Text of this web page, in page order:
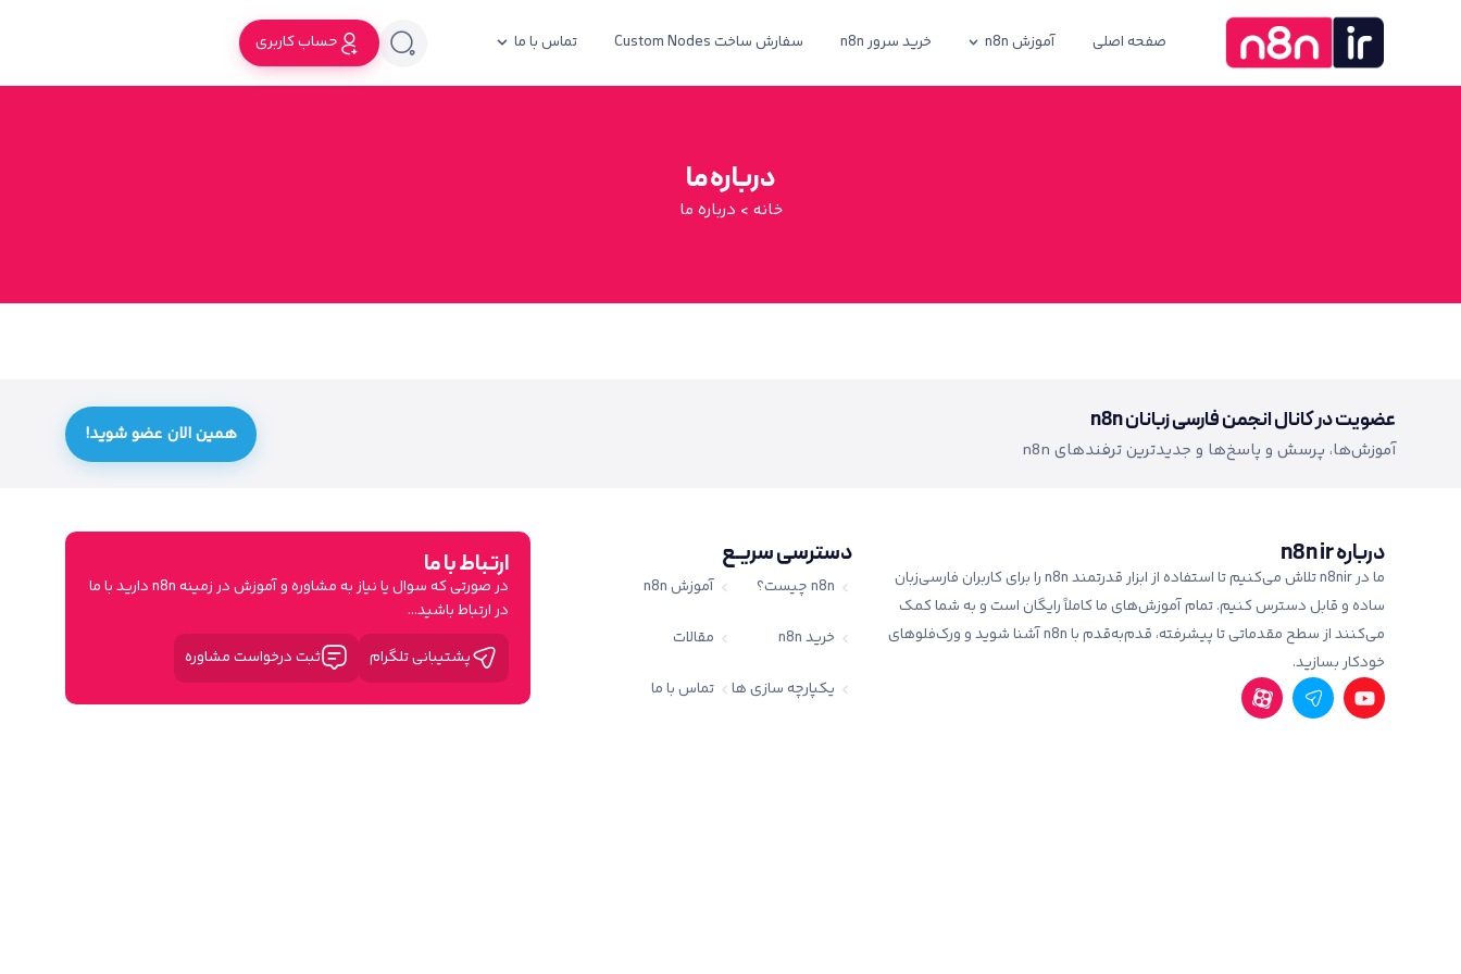
صفحه اصلی آموزش n8n خرید سرور n8n سفارش ساخت Custom Nodes تماس با ما حساب کاربری
درباره ما
خانه > درباره ما
عضویت در کانال انجمن فارسی زبانان n8n
آموزش‌ها، پرسش و پاسخ‌ها و جدیدترین ترفندهای n8n
همین الان عضو شوید!
درباره n8n ir
ما در n8nir تلاش می‌کنیم تا استفاده از ابزار قدرتمند n8n را برای کاربران فارسی‌زبان
ساده و قابل دسترس کنیم. تمام آموزش‌های ما کاملاً رایگان است و به شما کمک
می‌کنند از سطح مقدماتی تا پیشرفته، قدم‌به‌قدم با n8n آشنا شوید و ورک‌فلوهای
خودکار بسازید.
دسترسی سریـع
n8n چیست؟
خرید n8n
یکپارچه سازی ها
آموزش n8n
مقالات
تماس با ما
ارتباط با ما
در صورتی که سوال یا نیاز به مشاوره و آموزش در زمینه n8n دارید با ما
در ارتباط باشید...
پشتیبانی تلگرام
ثبت درخواست مشاوره